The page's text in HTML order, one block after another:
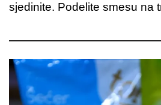
sjedinite. Podelite smesu na